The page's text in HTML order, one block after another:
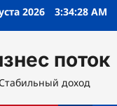
2026 3:34:29 AM
поток
доход